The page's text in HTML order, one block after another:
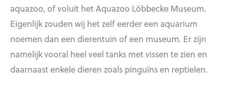
aquazoo, of voluit het Aquazoo Löbbecke Museum.
Eigenlijk zouden wij het zelf eerder een aquarium
noemen dan een dierentuin of een museum. Er zijn
namelijk vooral heel veel tanks met vissen te zien en
daarnaast enkele dieren zoals pinguïns en reptielen.